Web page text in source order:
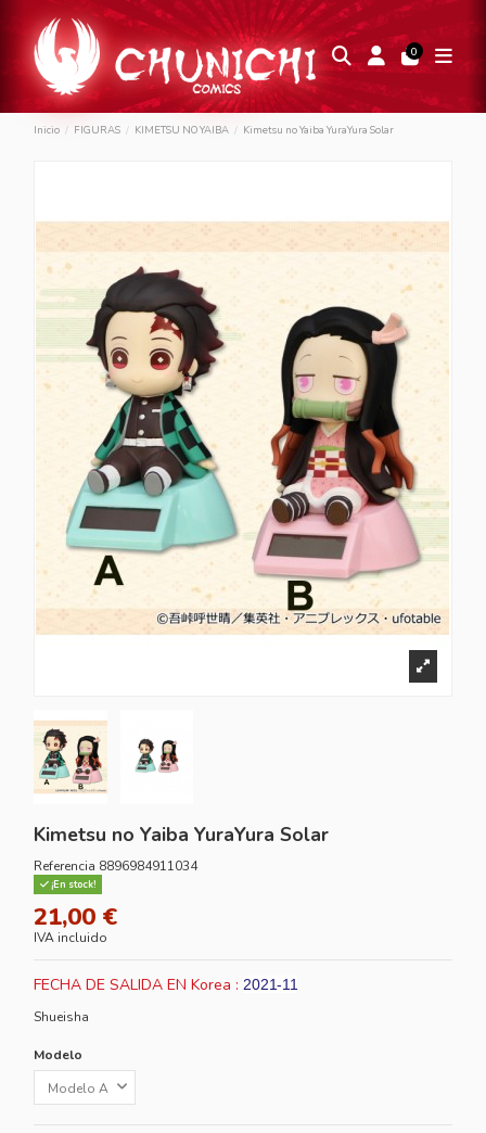
0
Inicio FIGURAS KIMETSU NO YAIBA Kimetsu no Yaiba YuraYura Solar
Kimetsu no Yaiba YuraYura Solar
Referencia 8896984911034
¡En stock!
21,00 €
IVA incluido
FECHA DE SALIDA EN Korea : 2021-11
Shueisha
Modelo